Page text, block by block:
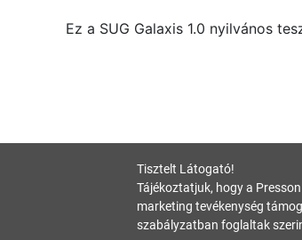
Ez a SUG Galaxis 1.0 nyilvános
Tisztelt Látogató!
Tájékoztatjuk, hogy a
marketing tevékenység
szabályzatban foglaltak